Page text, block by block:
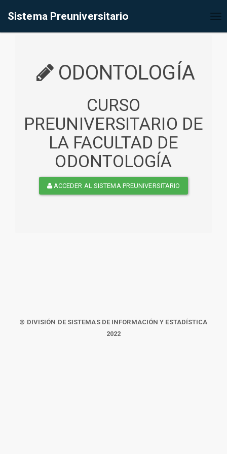
Sistema Preuniversitario
ODONTOLOGÍA
CURSO
PREUNIVERSITARIO DE
LA FACULTAD DE
ODONTOLOGÍA
ACCEDER AL SISTEMA PREUNIVERSITARIO
© DIVISIÓN DE SISTEMAS DE INFORMACIÓN Y ESTADÍSTICA
2022